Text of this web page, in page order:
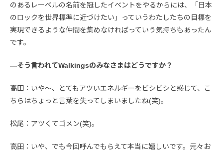
のあるレーベルの名前を冠したイベントをやるからには、「日本
のロックを世界標準に近づけたい」っていうわたしたちの目標を
実現できるような仲間を集めなければっていう気持ちもあったん
です。
—そう言われてWalkingsのみなさまはどうですか？
高田：いや〜、とてもアツいエネルギーをビシビシと感じて、こ
ちらはちょっと言葉を失ってしまいましたね(笑)。
松尾：アツくてゴメン(笑)。
高田：いや、でも今回呼んでもらえて本当に嬉しいです。元々お